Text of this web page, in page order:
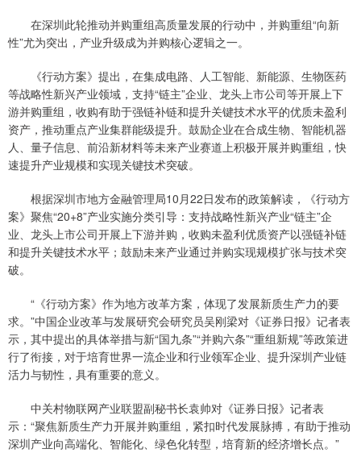
在深圳此轮推动并购重组高质量发展的行动中，并购重组“向新
性”尤为突出，产业升级成为并购核心逻辑之一。
《行动方案》提出，在集成电路、人工智能、新能源、生物医药
等战略性新兴产业领域，支持“链主”企业、龙头上市公司等开展上下
游并购重组，收购有助于强链补链和提升关键技术水平的优质未盈利
资产，推动重点产业集群能级提升。鼓励企业在合成生物、智能机器
人、量子信息、前沿新材料等未来产业赛道上积极开展并购重组，快
速提升产业规模和实现关键技术突破。
根据深圳市地方金融管理局10月22日发布的政策解读，《行动方
案》聚焦“20+8”产业实施分类引导：支持战略性新兴产业“链主”企
业、龙头上市公司开展上下游并购，收购未盈利优质资产以强链补链
和提升关键技术水平；鼓励未来产业通过并购实现规模扩张与技术突
破。
“《行动方案》作为地方改革方案，体现了发展新质生产力的要
求。”中国企业改革与发展研究会研究员吴刚梁对《证券日报》记者表
示，其中提出的具体举措与新“国九条”“并购六条”“重组新规”等政策进
行了衔接，对于培育世界一流企业和行业领军企业、提升深圳产业链
活力与韧性，具有重要的意义。
中关村物联网产业联盟副秘书长袁帅对《证券日报》记者表
示：“聚焦新质生产力开展并购重组，紧扣时代发展脉搏，有助于推动
深圳产业向高端化、智能化、绿色化转型，培育新的经济增长点。”